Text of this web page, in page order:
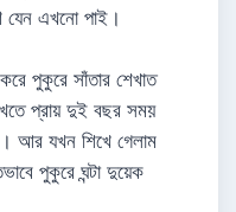
যেন এখনো পাই।
পুকুরে সাঁতার শেখাত
প্রায় দুই বছর সময়
আর যখন শিখে গেলাম
পুকুরে ঘন্টা দুয়েক